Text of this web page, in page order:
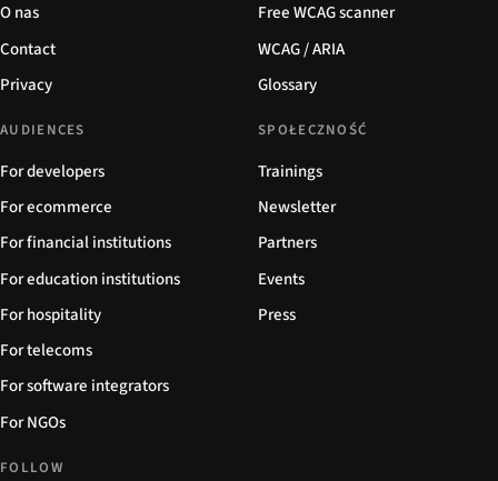
O nas
Contact
Privacy
Free WCAG scanner
WCAG / ARIA
Glossary
AUDIENCES
For developers
For ecommerce
For financial institutions
For education institutions
For hospitality
For telecoms
For software integrators
For NGOs
SPOŁECZNOŚĆ
Trainings
Newsletter
Partners
Events
Press
FOLLOW